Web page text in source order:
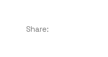
Share: